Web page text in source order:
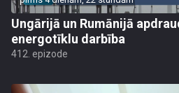
Ungārijā un Rumānijā
energotīklu darbība
412. epizode